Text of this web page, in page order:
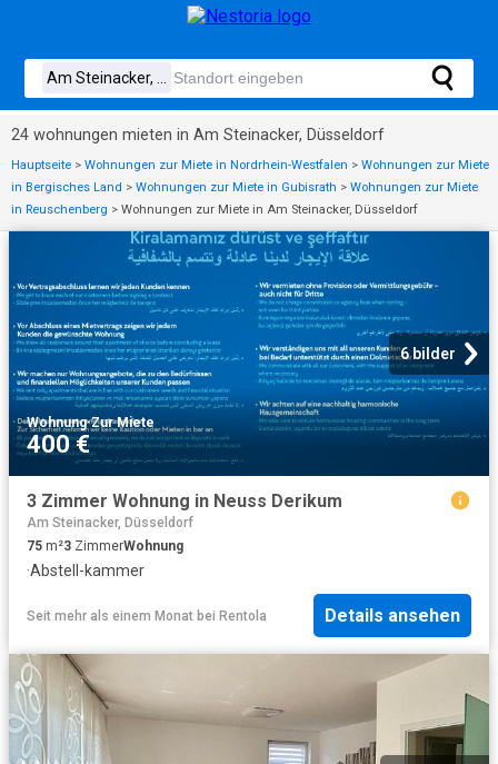
24 wohnungen mieten in Am Steinacker, Düsseldorf
Hauptseite > Wohnungen zur Miete in Nordrhein-Westfalen > Wohnungen zur Miete
in Bergisches Land > Wohnungen zur Miete in Gubisrath > Wohnungen zur Miete
in Reuschenberg > Wohnungen zur Miete in Am Steinacker, Düsseldorf
6 bilder
Wohnung·Zur Miete
400 €
3 Zimmer Wohnung in Neuss Derikum
Am Steinacker, Düsseldorf
75 m²3 ZimmerWohnung
·Abstell-kammer
Seit mehr als einem Monat bei Rentola Details ansehen